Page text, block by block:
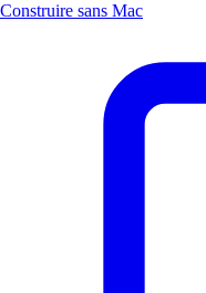
Construire sans Mac